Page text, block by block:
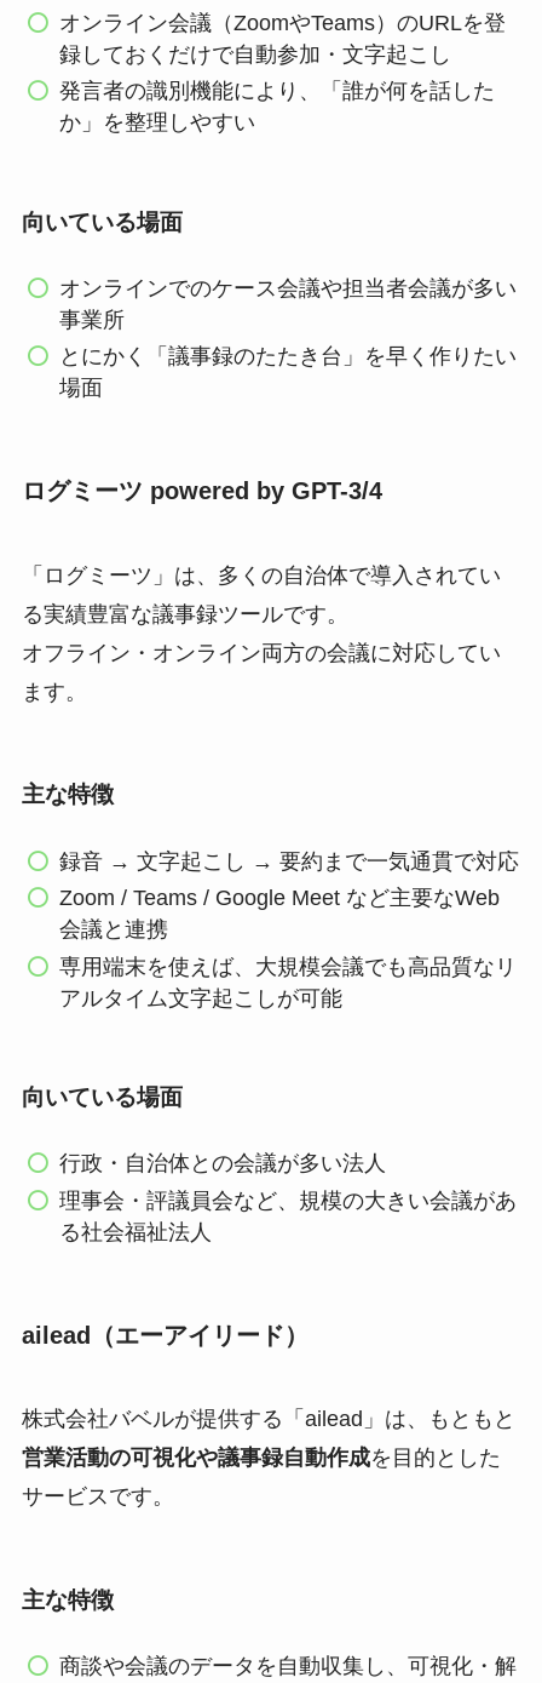
オンライン会議（ZoomやTeams）のURLを登
録しておくだけで自動参加・文字起こし
発言者の識別機能により、「誰が何を話した
か」を整理しやすい
向いている場面
オンラインでのケース会議や担当者会議が多い
事業所
とにかく「議事録のたたき台」を早く作りたい
場面
ログミーツ powered by GPT-3/4
「ログミーツ」は、多くの自治体で導入されてい
る実績豊富な議事録ツールです。
オフライン・オンライン両方の会議に対応してい
ます。
主な特徴
録音 → 文字起こし → 要約まで一気通貫で対応
Zoom / Teams / Google Meet など主要なWeb
会議と連携
専用端末を使えば、大規模会議でも高品質なリ
アルタイム文字起こしが可能
向いている場面
行政・自治体との会議が多い法人
理事会・評議員会など、規模の大きい会議があ
る社会福祉法人
ailead（エーアイリード）
株式会社バベルが提供する「ailead」は、もともと
営業活動の可視化や議事録自動作成を目的とした
サービスです。
主な特徴
商談や会議のデータを自動収集し、可視化・解